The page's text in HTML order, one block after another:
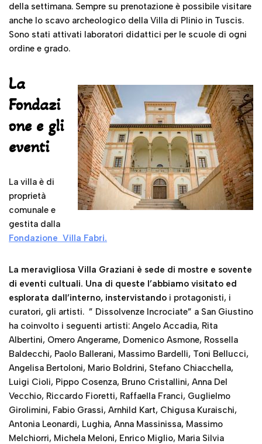
della settimana. Sempre su prenotazione è possibile visitare
anche lo scavo archeologico della Villa di Plinio in Tuscis.
Sono stati attivati laboratori didattici per le scuole di ogni
ordine e grado.
La
Fondazi
one e gli
eventi
La villa è di
proprietà
comunale e
gestita dalla
Fondazione Villa Fabri.
La meravigliosa Villa Graziani è sede di mostre e sovente
di eventi cultuali. Una di queste l’abbiamo visitato ed
esplorata dall’interno, instervistando i protagonisti, i
curatori, gli artisti. ” Dissolvenze Incrociate” a San Giustino
ha coinvolto i seguenti artisti: Angelo Accadia, Rita
Albertini, Omero Angerame, Domenico Asmone, Rossella
Baldecchi, Paolo Ballerani, Massimo Bardelli, Toni Bellucci,
Angelisa Bertoloni, Mario Boldrini, Stefano Chiacchella,
Luigi Cioli, Pippo Cosenza, Bruno Cristallini, Anna Del
Vecchio, Riccardo Fioretti, Raffaella Franci, Guglielmo
Girolimini, Fabio Grassi, Arnhild Kart, Chigusa Kuraischi,
Antonia Leonardi, Lughia, Anna Massinissa, Massimo
Melchiorri, Michela Meloni, Enrico Miglio, Maria Silvia